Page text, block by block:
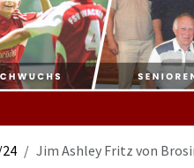
Jim Ashley Fritz von